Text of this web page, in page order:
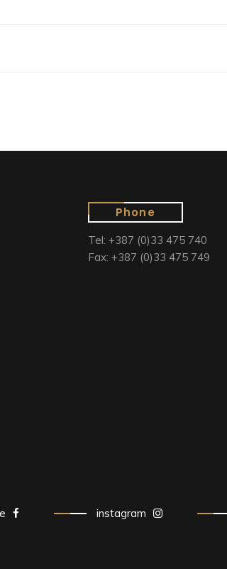
Phone
Tel: +387 (0)33 475 740
Fax: +387 (0)33 475 749
instagram